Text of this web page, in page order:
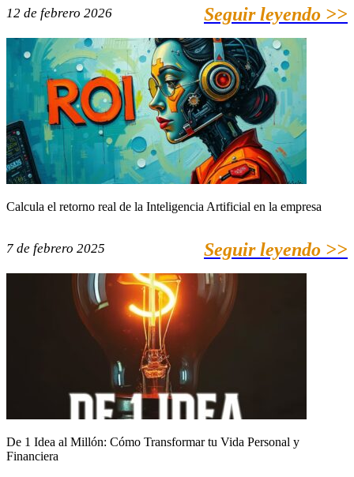
12 de febrero 2026 Seguir leyendo >>
Calcula el retorno real de la Inteligencia Artificial en la empresa
7 de febrero 2025 Seguir leyendo >>
De 1 Idea al Millón: Cómo Transformar tu Vida Personal y
Financiera